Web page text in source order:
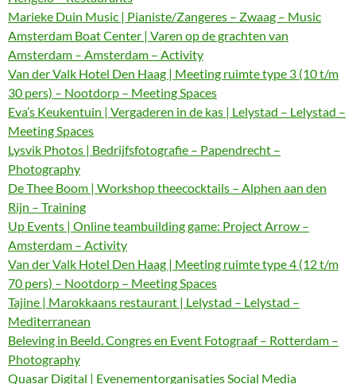
Marieke Duin Music | Pianiste/Zangeres – Zwaag – Music
Amsterdam Boat Center | Varen op de grachten van
Amsterdam – Amsterdam – Activity
Van der Valk Hotel Den Haag | Meeting ruimte type 3 (10 t/m
30 pers) – Nootdorp – Meeting Spaces
Eva’s Keukentuin | Vergaderen in de kas | Lelystad – Lelystad –
Meeting Spaces
Lysvik Photos | Bedrijfsfotografie – Papendrecht –
Photography
De Thee Boom | Workshop theecocktails – Alphen aan den
Rijn – Training
Up Events | Online teambuilding game: Project Arrow –
Amsterdam – Activity
Van der Valk Hotel Den Haag | Meeting ruimte type 4 (12 t/m
70 pers) – Nootdorp – Meeting Spaces
Tajine | Marokkaans restaurant | Lelystad – Lelystad –
Mediterranean
Beleving in Beeld. Congres en Event Fotograaf – Rotterdam –
Photography
Quasar Digital | Evenementorganisaties Social Media